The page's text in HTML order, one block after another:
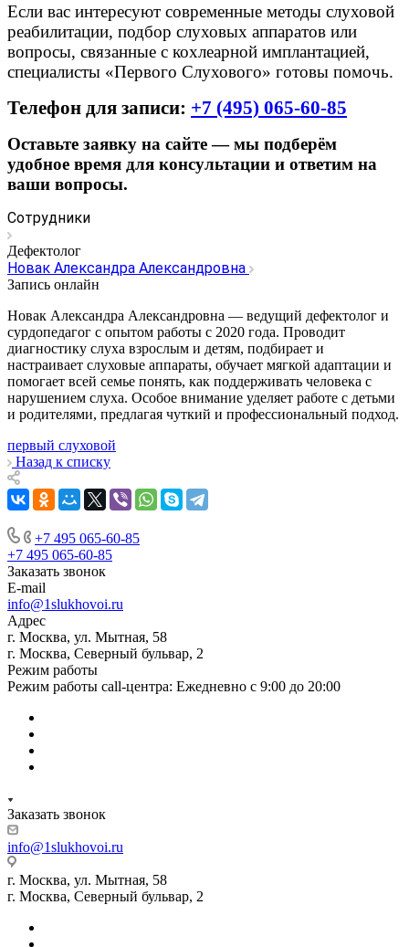
Если вас интересуют современные методы слуховой
реабилитации, подбор слуховых аппаратов или
вопросы, связанные с кохлеарной имплантацией,
специалисты «Первого Слухового» готовы помочь.
Телефон для записи: +7 (495) 065-60-85
Оставьте заявку на сайте — мы подберём
удобное время для консультации и ответим на
ваши вопросы.
Сотрудники
Дефектолог
Новак Александра Александровна
Запись онлайн
Новак Александра Александровна — ведущий дефектолог и
сурдопедагог с опытом работы с 2020 года. Проводит
диагностику слуха взрослым и детям, подбирает и
настраивает слуховые аппараты, обучает мягкой адаптации и
помогает всей семье понять, как поддерживать человека с
нарушением слуха. Особое внимание уделяет работе с детьми
и родителями, предлагая чуткий и профессиональный подход.
первый слуховой
Назад к списку
+7 495 065-60-85
+7 495 065-60-85
Заказать звонок
E-mail
info@1slukhovoi.ru
Адрес
г. Москва, ул. Мытная, 58
г. Москва, Северный бульвар, 2
Режим работы
Режим работы call-центра: Ежедневно с 9:00 до 20:00
Заказать звонок
info@1slukhovoi.ru
г. Москва, ул. Мытная, 58
г. Москва, Северный бульвар, 2